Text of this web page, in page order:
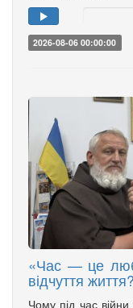
2026-08-06 00:00:00
«Час — це
відчуття
Чому під час